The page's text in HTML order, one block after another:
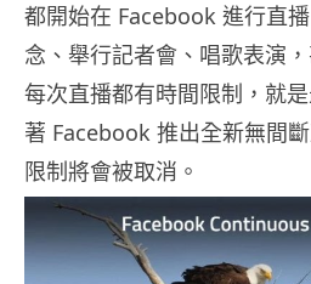
都開始在 Facebook 進行直
念、舉行記者會、唱歌表演
每次直播都有時間限制，就
著 Facebook 推出全新無間
限制將會被取消。